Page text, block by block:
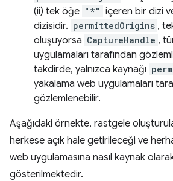
(ii) tek öğe "*" içeren bir dizi
dizisidir. permittedOrigins ,
oluşuyorsa CaptureHandle ,
uygulamaları tarafından
takdirde, yalnızca kaynağı
yakalama web uygulamaları
gözlemlenebilir.
Aşağıdaki örnekte, rastgele
herkese açık hale getirileceği ve
web uygulamasına nasıl kaynak
gösterilmektedir.